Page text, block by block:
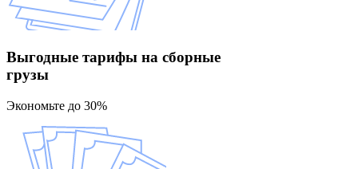
Выгодные тарифы на сборные
грузы
Экономьте до 30%